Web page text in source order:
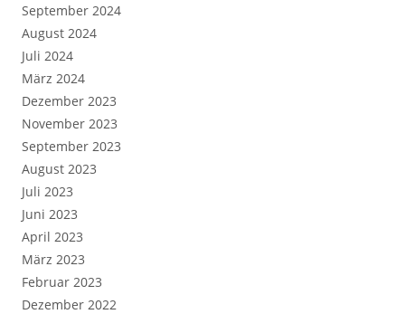
September 2024
August 2024
Juli 2024
März 2024
Dezember 2023
November 2023
September 2023
August 2023
Juli 2023
Juni 2023
April 2023
März 2023
Februar 2023
Dezember 2022